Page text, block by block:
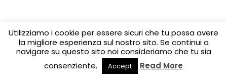
Utilizziamo i cookie per essere sicuri che tu possa avere
la migliore esperienza sul nostro sito. Se continui a
navigare su questo sito noi consideriamo che tu sia
consenziente.
Accept Read More